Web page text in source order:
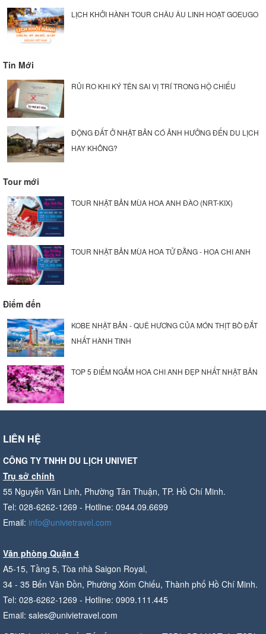
LỊCH KHỞI HÀNH TOUR CHÂU ÂU LINH HOẠT GOEUGO
Tin Mới
RỦI RO KHI KÝ TÊN SAI VỊ TRÍ TRONG HỘ CHIẾU
ĐỘNG ĐẤT Ở NHẬT BẢN CÓ ẢNH HƯỞNG ĐẾN DU LỊCH
HAY KHÔNG?
Tour mới
TOUR NHẬT BẢN MÙA HOA ANH ĐÀO (NRT-KIX)
TOUR NHẬT BẢN MÙA HOA TỬ ĐẰNG - HOA CHI ANH
Điểm đến
KOBE NHẬT BẢN - QUÊ HƯƠNG CỦA MÓN THỊT BÒ ĐẮT
NHẤT HÀNH TINH
TOP 5 ĐIỂM NGẮM HOA CHI ANH ĐẸP NHẤT NHẬT BẢN
LIÊN HỆ
CÔNG TY TNHH DU LỊCH UNIVIET
Trụ sở chính
55 Nguyễn Văn Linh, Phường Tân Thuận, TP. Hồ Chí Minh.
Tel: 028-6262-1269 - Hotline: 0944.09.6699
Email: info@univietravel.com
Văn phòng Quận 4
A5-15, Tầng 5, Tòa nhà Saigon Royal,
34 - 35 Bến Vân Đồn, Phường Xóm Chiếu, Thành phố Hồ Chí Minh.
Tel: 028-6262-1269 - Hotline: 0909.111.445
Email: sales@univietravel.com